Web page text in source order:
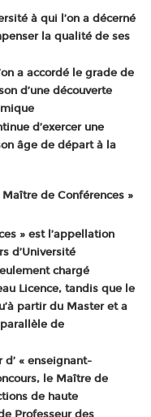
à qui l’on a décerné
la qualité de ses
a accordé le grade de
d’une découverte
d’exercer une
âge de départ à la
de Conférences »
» est l’appellation
d’Université
chargé
Licence, tandis que le
partir du Master et a
de
« enseignant-
le Maître de
de haute